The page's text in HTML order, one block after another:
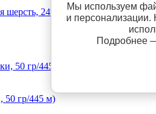
шерсть, 24% акрил, 32%
50 гр/445 м)
Мы используем
и
Подробнее